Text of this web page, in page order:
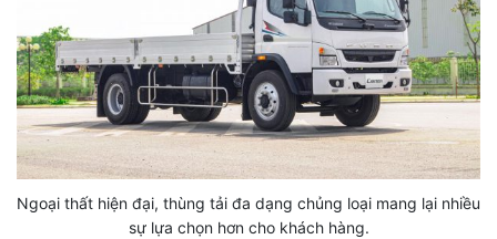
Ngoại thất hiện đại, thùng tải đa dạng chủng loại mang lại nhiều
sự lựa chọn hơn cho khách hàng.